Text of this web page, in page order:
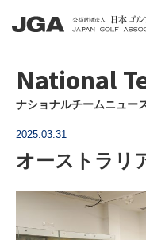
National
ナショナルチームニュー
2025.03.31
オーストラリ